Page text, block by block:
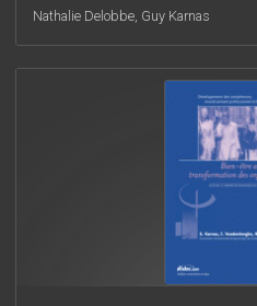
Nathalie Delobbe, Guy Karnas